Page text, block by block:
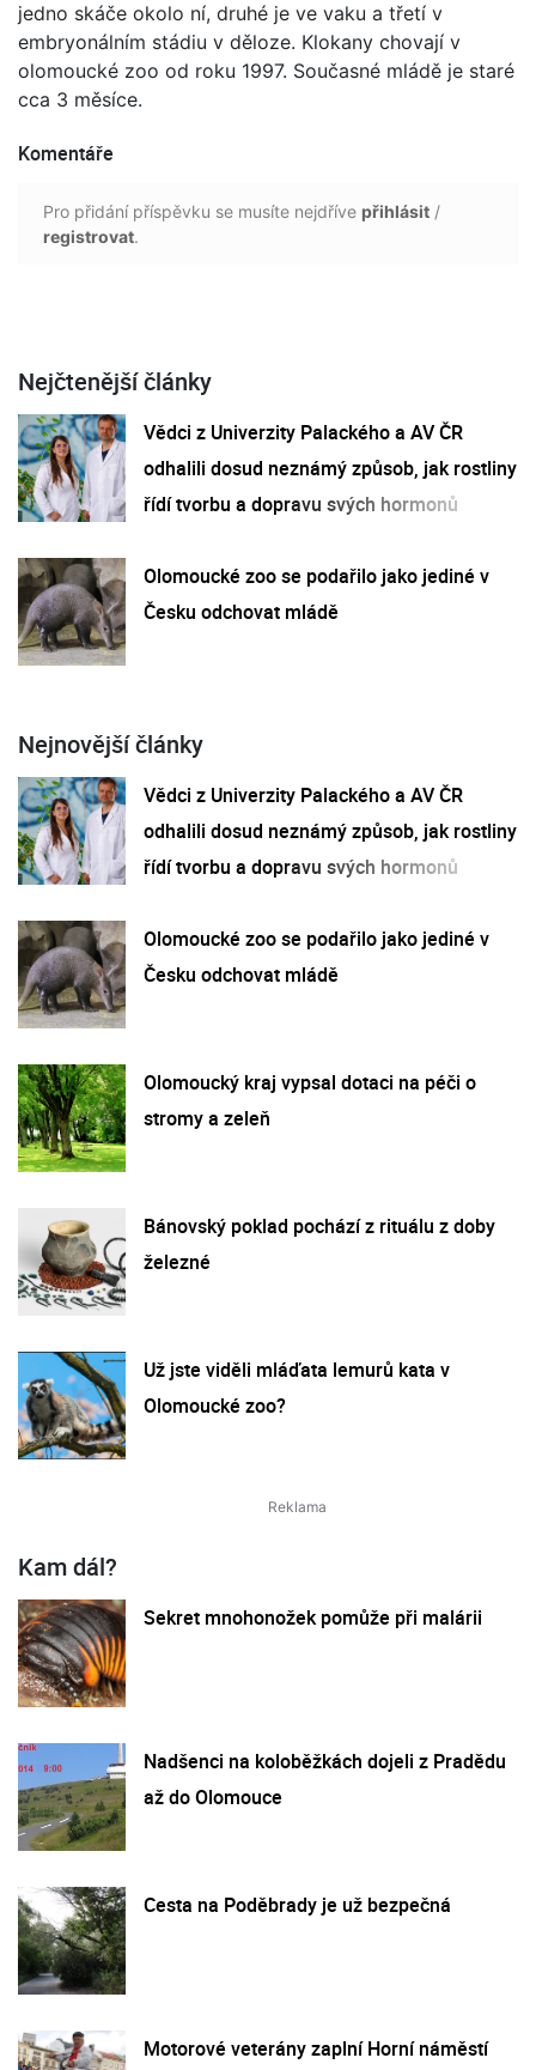
jedno skáče okolo ní, druhé je ve vaku a třetí v
embryonálním stádiu v děloze. Klokany chovají v
olomoucké zoo od roku 1997. Současné mládě je staré
cca 3 měsíce.
Komentáře
Pro přidání příspěvku se musíte nejdříve přihlásit /
registrovat.
Nejčtenější články
Vědci z Univerzity Palackého a AV ČR
odhalili dosud neznámý způsob, jak rostliny
řídí tvorbu a dopravu svých hormonů
Olomoucké zoo se podařilo jako jediné v
Česku odchovat mládě
Nejnovější články
Vědci z Univerzity Palackého a AV ČR
odhalili dosud neznámý způsob, jak rostliny
řídí tvorbu a dopravu svých hormonů
Olomoucké zoo se podařilo jako jediné v
Česku odchovat mládě
Olomoucký kraj vypsal dotaci na péči o
stromy a zeleň
Bánovský poklad pochází z rituálu z doby
železné
Už jste viděli mláďata lemurů kata v
Olomoucké zoo?
Kam dál?
Sekret mnohonožek pomůže při malárii
Nadšenci na koloběžkách dojeli z Pradědu
až do Olomouce
Cesta na Poděbrady je už bezpečná
Motorové veterány zaplní Horní náměstí